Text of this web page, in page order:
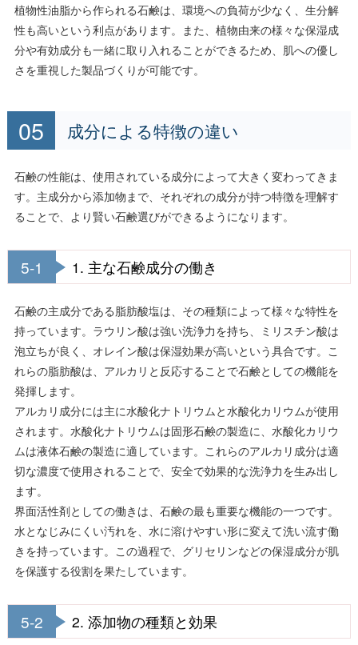
植物性油脂から作られる石鹸は、環境への負荷が少なく、生分解
性も高いという利点があります。また、植物由来の様々な保湿成
分や有効成分も一緒に取り入れることができるため、肌への優し
さを重視した製品づくりが可能です。
成分による特徴の違い
石鹸の性能は、使用されている成分によって大きく変わってきま
す。主成分から添加物まで、それぞれの成分が持つ特徴を理解す
ることで、より賢い石鹸選びができるようになります。
5-1 1. 主な石鹸成分の働き
石鹸の主成分である脂肪酸塩は、その種類によって様々な特性を
持っています。ラウリン酸は強い洗浄力を持ち、ミリスチン酸は
泡立ちが良く、オレイン酸は保湿効果が高いという具合です。こ
れらの脂肪酸は、アルカリと反応することで石鹸としての機能を
発揮します。
アルカリ成分には主に水酸化ナトリウムと水酸化カリウムが使用
されます。水酸化ナトリウムは固形石鹸の製造に、水酸化カリウ
ムは液体石鹸の製造に適しています。これらのアルカリ成分は適
切な濃度で使用されることで、安全で効果的な洗浄力を生み出し
ます。
界面活性剤としての働きは、石鹸の最も重要な機能の一つです。
水となじみにくい汚れを、水に溶けやすい形に変えて洗い流す働
きを持っています。この過程で、グリセリンなどの保湿成分が肌
を保護する役割を果たしています。
5-2 2. 添加物の種類と効果